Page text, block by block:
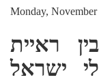
Monday,
ראיית
ישראל